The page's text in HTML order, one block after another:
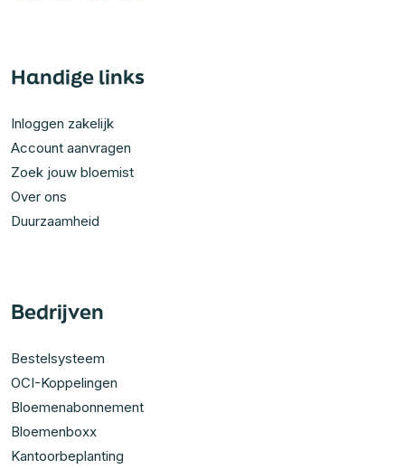
Handige links
Inloggen zakelijk
Account aanvragen
Zoek jouw bloemist
Over ons
Duurzaamheid
Bedrijven
Bestelsysteem
OCI-Koppelingen
Bloemenabonnement
Bloemenboxx
Kantoorbeplanting